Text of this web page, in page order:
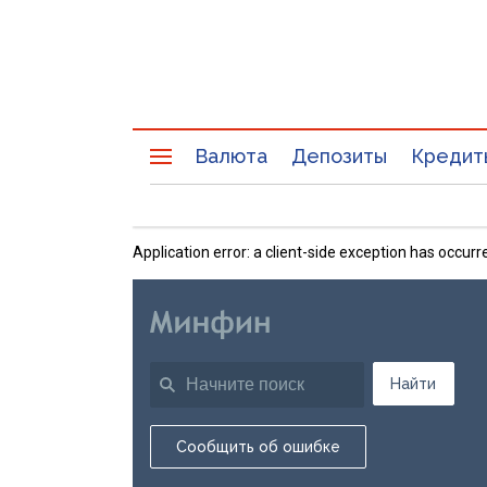
Валюта Депозиты
Application error: a client-side exception has
Найти
Сообщить об ошибке